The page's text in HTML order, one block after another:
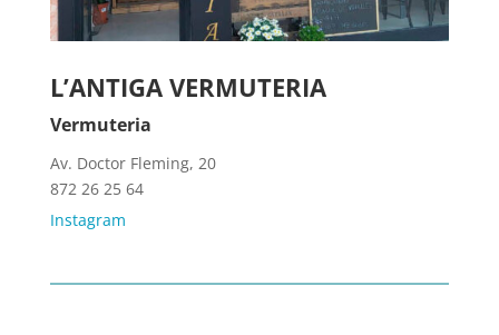
L’ANTIGA VERMUTERIA
Vermuteria
Av. Doctor Fleming, 20
872 26 25 64
Instagram